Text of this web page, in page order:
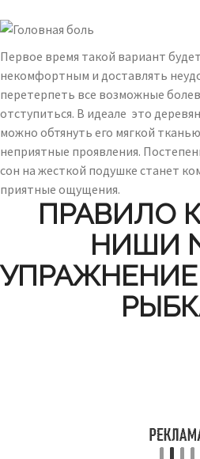
Первое время такой вариант
некомфортным и доставлять
перетерпеть все возможные
отступиться. В идеале это
можно обтянуть его мягкой
неприятные проявления.
сон на жесткой подушке станет
приятные ощущения.
ПРАВИЛО
НИШИ